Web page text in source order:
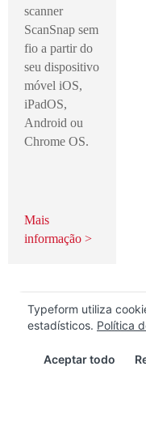
scanner
ScanSnap sem
fio a partir do
seu dispositivo
móvel iOS,
iPadOS,
Android ou
Chrome OS.
Mais
informação >